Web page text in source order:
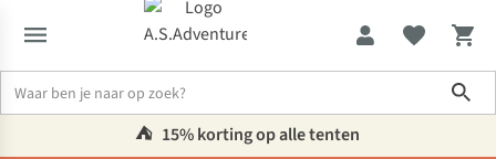
⛺️ 15% korting op alle tenten